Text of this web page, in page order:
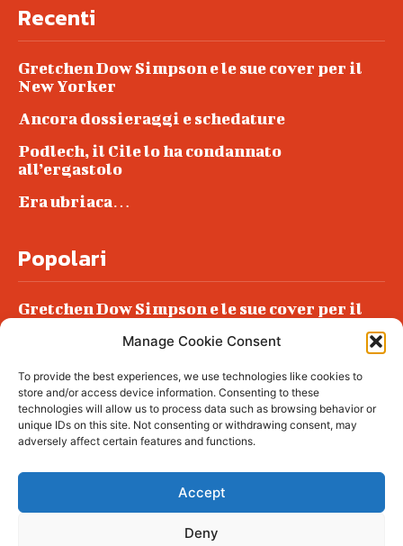
Manage Cookie Consent
To provide the best experiences, we use technologies like cookies to
store and/or access device information. Consenting to these
technologies will allow us to process data such as browsing behavior or
unique IDs on this site. Not consenting or withdrawing consent, may
adversely affect certain features and functions.
Accept
Deny
Recenti
Gretchen Dow Simpson e le sue cover per il
New Yorker
Ancora dossieraggi e schedature
Podlech, il Cile lo ha condannato
all’ergastolo
Era ubriaca…
Popolari
Gretchen Dow Simpson e le sue cover per il
Podlech, il Cile lo ha condannato
all’ergastolo
Era ubriaca…
© tagDiv - All rights reserved. Made with